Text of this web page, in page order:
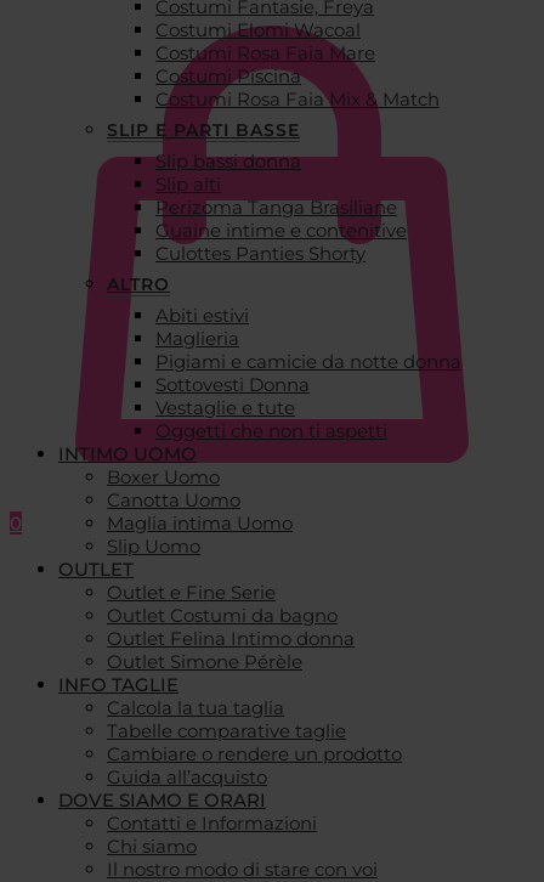
0
Costumi Fantasie, Freya
Costumi Elomi Wacoal
Costumi Rosa Faia Mare
Costumi Piscina
Costumi Rosa Faia Mix & Match
SLIP E PARTI BASSE
Slip bassi donna
Slip alti
Perizoma Tanga Brasiliane
Guaine intime e contenitive
Culottes Panties Shorty
ALTRO
Abiti estivi
Maglieria
Pigiami e camicie da notte donna
Sottovesti Donna
Vestaglie e tute
Oggetti che non ti aspetti
INTIMO UOMO
Boxer Uomo
Canotta Uomo
Maglia intima Uomo
Slip Uomo
OUTLET
Outlet e Fine Serie
Outlet Costumi da bagno
Outlet Felina Intimo donna
Outlet Simone Pérèle
INFO TAGLIE
Calcola la tua taglia
Tabelle comparative taglie
Cambiare o rendere un prodotto
Guida all’acquisto
DOVE SIAMO E ORARI
Contatti e Informazioni
Chi siamo
Il nostro modo di stare con voi